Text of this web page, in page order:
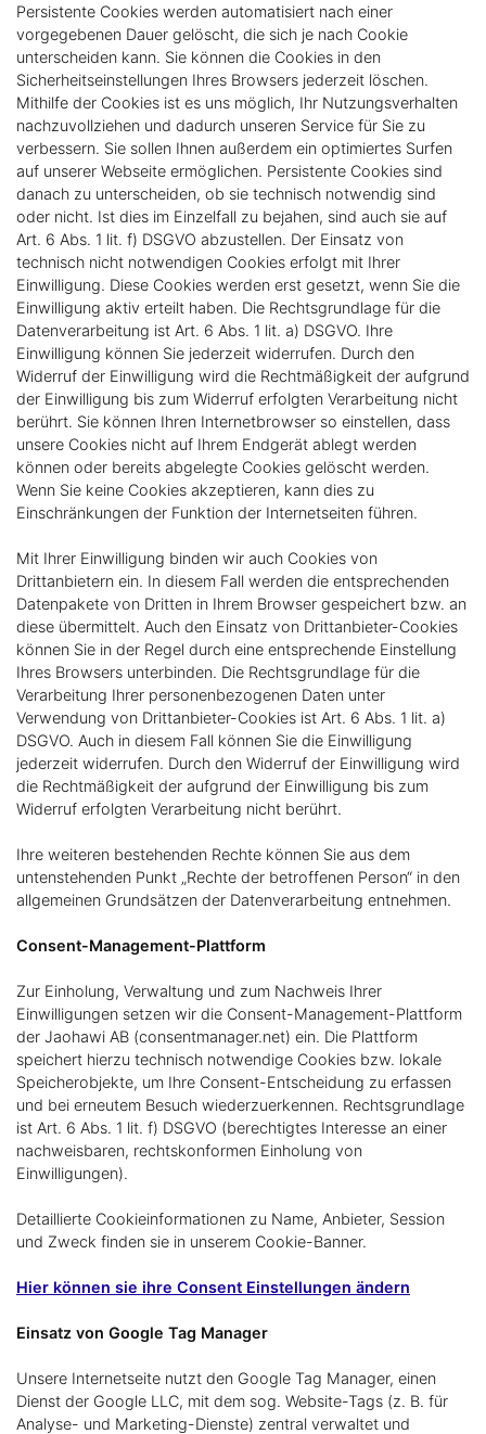
Persistente Cookies werden automatisiert nach einer
vorgegebenen Dauer gelöscht, die sich je nach Cookie
unterscheiden kann. Sie können die Cookies in den
Sicherheitseinstellungen Ihres Browsers jederzeit löschen.
Mithilfe der Cookies ist es uns möglich, Ihr Nutzungsverhalten
nachzuvollziehen und dadurch unseren Service für Sie zu
verbessern. Sie sollen Ihnen außerdem ein optimiertes Surfen
auf unserer Webseite ermöglichen. Persistente Cookies sind
danach zu unterscheiden, ob sie technisch notwendig sind
oder nicht. Ist dies im Einzelfall zu bejahen, sind auch sie auf
Art. 6 Abs. 1 lit. f) DSGVO abzustellen. Der Einsatz von
technisch nicht notwendigen Cookies erfolgt mit Ihrer
Einwilligung. Diese Cookies werden erst gesetzt, wenn Sie die
Einwilligung aktiv erteilt haben. Die Rechtsgrundlage für die
Datenverarbeitung ist Art. 6 Abs. 1 lit. a) DSGVO. Ihre
Einwilligung können Sie jederzeit widerrufen. Durch den
Widerruf der Einwilligung wird die Rechtmäßigkeit der aufgrund
der Einwilligung bis zum Widerruf erfolgten Verarbeitung nicht
berührt. Sie können Ihren Internetbrowser so einstellen, dass
unsere Cookies nicht auf Ihrem Endgerät ablegt werden
können oder bereits abgelegte Cookies gelöscht werden.
Wenn Sie keine Cookies akzeptieren, kann dies zu
Einschränkungen der Funktion der Internetseiten führen.
Mit Ihrer Einwilligung binden wir auch Cookies von
Drittanbietern ein. In diesem Fall werden die entsprechenden
Datenpakete von Dritten in Ihrem Browser gespeichert bzw. an
diese übermittelt. Auch den Einsatz von Drittanbieter-Cookies
können Sie in der Regel durch eine entsprechende Einstellung
Ihres Browsers unterbinden. Die Rechtsgrundlage für die
Verarbeitung Ihrer personenbezogenen Daten unter
Verwendung von Drittanbieter-Cookies ist Art. 6 Abs. 1 lit. a)
DSGVO. Auch in diesem Fall können Sie die Einwilligung
jederzeit widerrufen. Durch den Widerruf der Einwilligung wird
die Rechtmäßigkeit der aufgrund der Einwilligung bis zum
Widerruf erfolgten Verarbeitung nicht berührt.
Ihre weiteren bestehenden Rechte können Sie aus dem
untenstehenden Punkt „Rechte der betroffenen Person“ in den
allgemeinen Grundsätzen der Datenverarbeitung entnehmen.
Consent-Management-Plattform
Zur Einholung, Verwaltung und zum Nachweis Ihrer
Einwilligungen setzen wir die Consent-Management-Plattform
der Jaohawi AB (consentmanager.net) ein. Die Plattform
speichert hierzu technisch notwendige Cookies bzw. lokale
Speicherobjekte, um Ihre Consent-Entscheidung zu erfassen
und bei erneutem Besuch wiederzuerkennen. Rechtsgrundlage
ist Art. 6 Abs. 1 lit. f) DSGVO (berechtigtes Interesse an einer
nachweisbaren, rechtskonformen Einholung von
Einwilligungen).
Detaillierte Cookieinformationen zu Name, Anbieter, Session
und Zweck finden sie in unserem Cookie-Banner.
Hier können sie ihre Consent Einstellungen ändern
Einsatz von Google Tag Manager
Unsere Internetseite nutzt den Google Tag Manager, einen
Dienst der Google LLC, mit dem sog. Website-Tags (z. B. für
Analyse- und Marketing-Dienste) zentral verwaltet und